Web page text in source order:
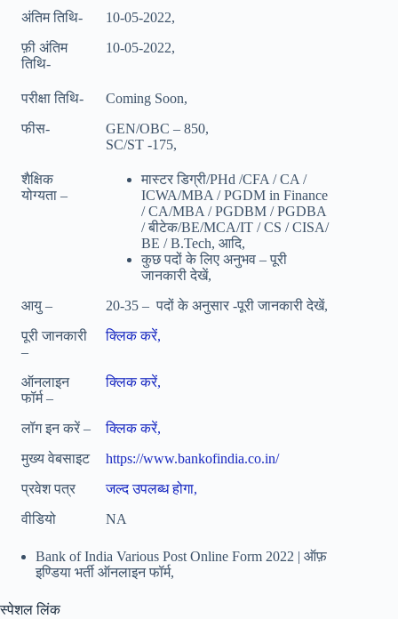
अंतिम तिथि-
10-05-2022,
फ़ी अंतिम
तिथि-
10-05-2022,
परीक्षा तिथि-
Coming Soon,
फीस-
GEN/OBC – 850,
SC/ST -175,
शैक्षिक
योग्यता –
मास्टर डिग्री/PHd /CFA / CA /
ICWA/MBA / PGDM in Finance
/ CA/MBA / PGDBM / PGDBA
/ बीटेक/BE/MCA/IT / CS / CISA/
BE / B.Tech, आदि,
कुछ पदों के लिए अनुभव – पूरी
जानकारी देखें,
आयु –
20-35 – पदों के अनुसार -पूरी जानकारी देखें,
पूरी जानकारी
–
क्लिक करें,
ऑनलाइन
फॉर्म –
क्लिक करें,
लॉग इन करें –
क्लिक करें,
मुख्य वेबसाइट
https://www.bankofindia.co.in/
प्रवेश पत्र
जल्द उपलब्ध होगा,
वीडियो
NA
Bank of India Various Post Online Form 2022 | ऑफ़
इण्डिया भर्ती ऑनलाइन फॉर्म,
स्पेशल लिंक